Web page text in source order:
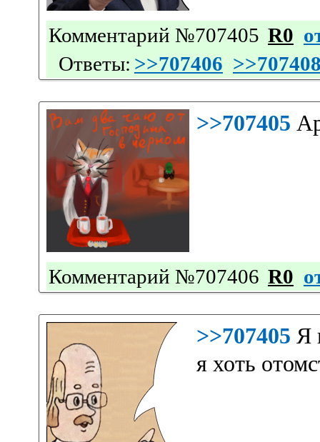
Комментарий №707405 R0
Ответы: >>707406
>>707405
Комментарий №707406 R0
>>707405 Я
я хоть